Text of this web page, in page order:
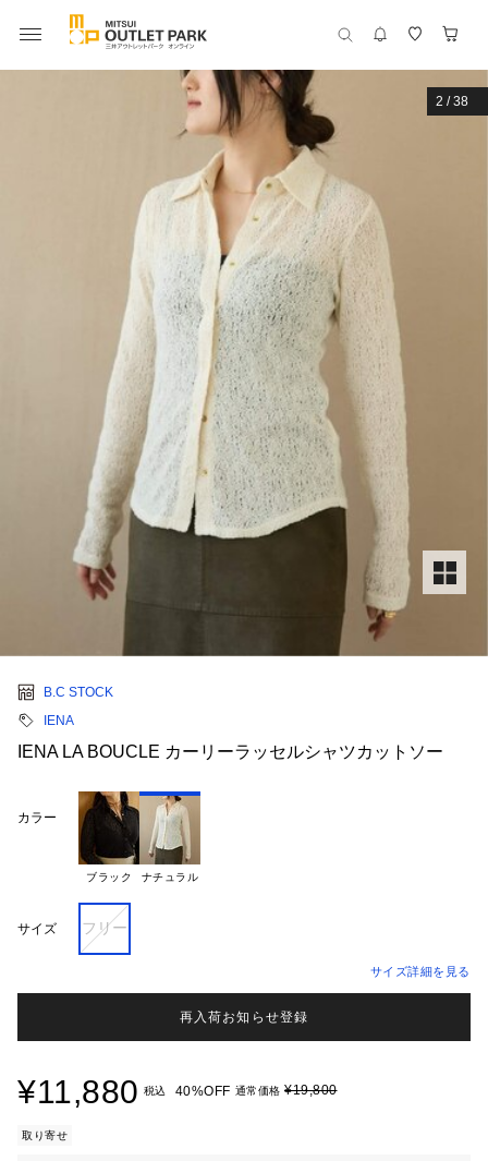
2 /38
B.C STOCK
IENA
IENA LA BOUCLE カーリーラッセルシャツカットソー
カラー
ブラック ナチュラル
サイズ フリー
サイズ詳細を見る
再入荷お知らせ登録
¥11,880 税込 40%OFF 通常価格 ¥19,800
取り寄せ